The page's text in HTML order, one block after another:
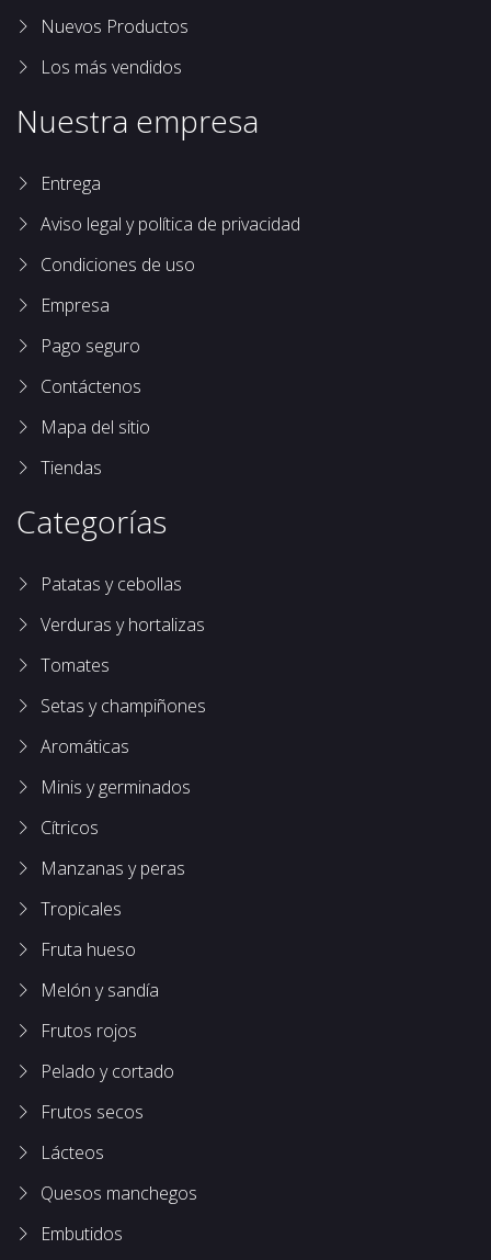
Nuevos Productos
Los más vendidos
Nuestra empresa
Entrega
Aviso legal y política de privacidad
Condiciones de uso
Empresa
Pago seguro
Contáctenos
Mapa del sitio
Tiendas
Categorías
Patatas y cebollas
Verduras y hortalizas
Tomates
Setas y champiñones
Aromáticas
Minis y germinados
Cítricos
Manzanas y peras
Tropicales
Fruta hueso
Melón y sandía
Frutos rojos
Pelado y cortado
Frutos secos
Lácteos
Quesos manchegos
Embutidos